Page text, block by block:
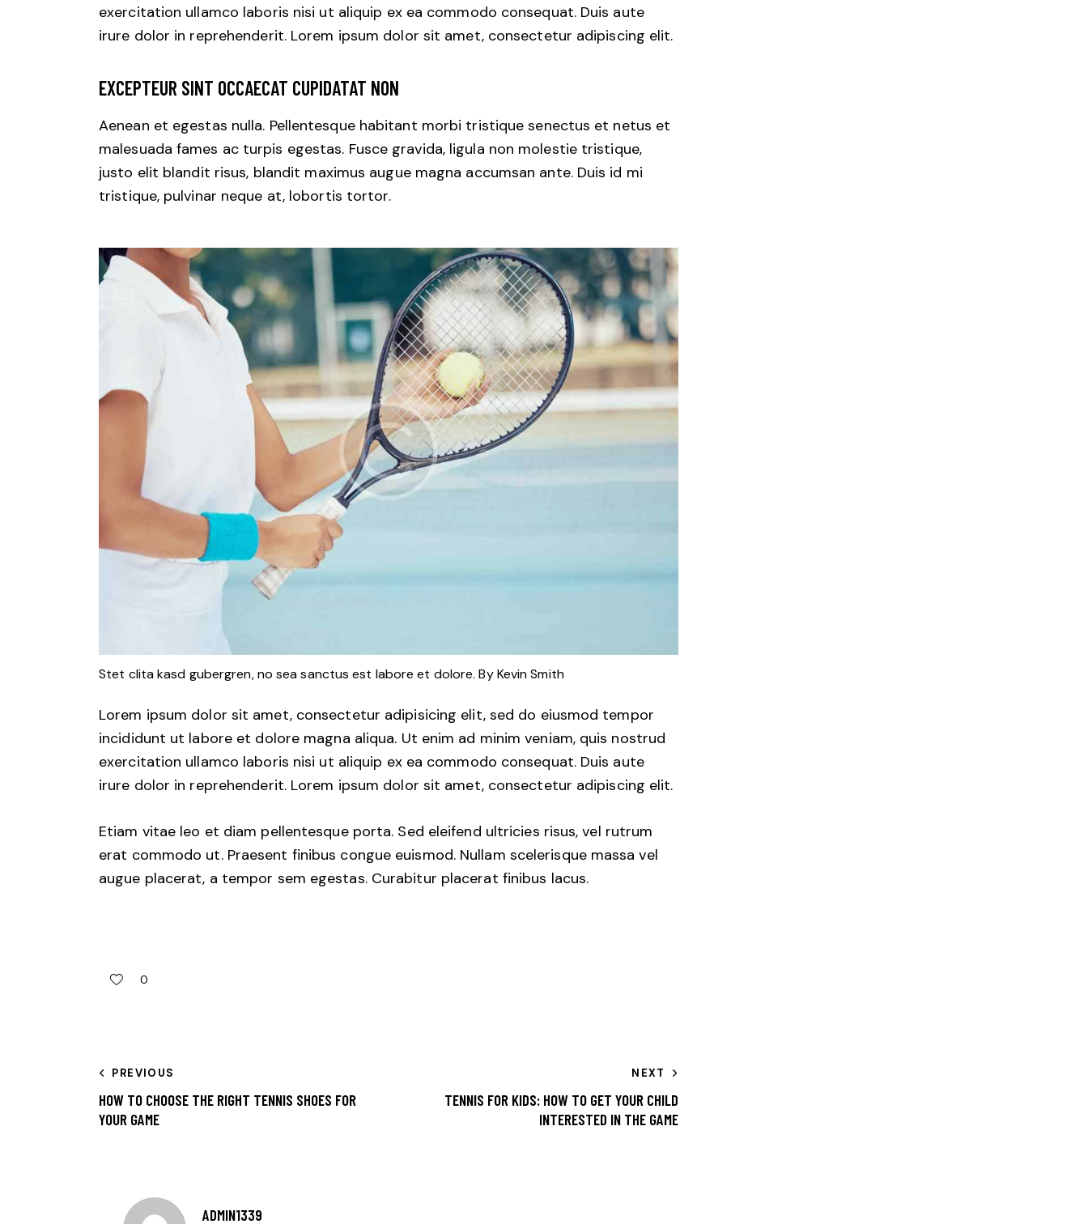
exercitation ullamco laboris nisi ut aliquip ex ea commodo consequat. Duis aute
irure dolor in reprehenderit. Lorem ipsum dolor sit amet, consectetur adipiscing elit.
EXCEPTEUR SINT OCCAECAT CUPIDATAT NON
Aenean et egestas nulla. Pellentesque habitant morbi tristique senectus et netus et
malesuada fames ac turpis egestas. Fusce gravida, ligula non molestie tristique,
justo elit blandit risus, blandit maximus augue magna accumsan ante. Duis id mi
tristique, pulvinar neque at, lobortis tortor.
Stet clita kasd gubergren, no sea sanctus est labore et dolore. ByKevin Smith
Lorem ipsum dolor sit amet, consectetur adipisicing elit, sed do eiusmod tempor
incididunt ut labore et dolore magna aliqua. Ut enim ad minim veniam, quis nostrud
exercitation ullamco laboris nisi ut aliquip ex ea commodo consequat. Duis aute
irure dolor in reprehenderit. Lorem ipsum dolor sit amet, consectetur adipiscing elit.
Etiam vitae leo et diam pellentesque porta. Sed eleifend ultricies risus, vel rutrum
erat commodo ut. Praesent finibus congue euismod. Nullam scelerisque massa vel
augue placerat, a tempor sem egestas. Curabitur placerat finibus lacus.
0
PREVIOUS
HOW TO CHOOSE THE RIGHT TENNIS SHOES FOR
YOUR GAME
NEXT
TENNIS FOR KIDS: HOW TO GET YOUR CHILD
INTERESTED IN THE GAME
ADMIN1339